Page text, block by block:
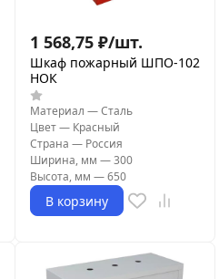
1 568,75 ₽/шт.
Шкаф пожарный ШПО-102
НОК
Материал —Сталь
Цвет— Красный
Страна — Россия
Ширина, мм —300
Высота, мм —650
В корзину